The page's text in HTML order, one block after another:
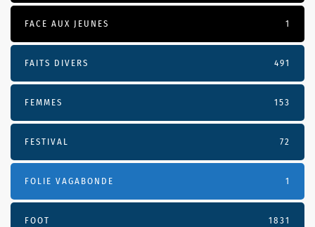
FACE AUX JEUNES 1
FAITS DIVERS 491
FEMMES 153
FESTIVAL 72
FOLIE VAGABONDE 1
FOOT 1831